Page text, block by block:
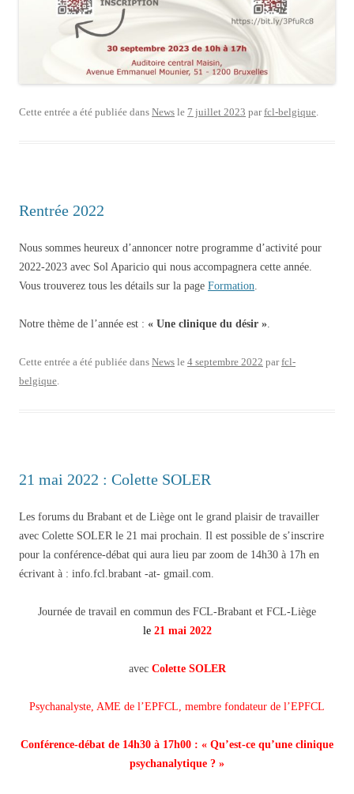
Cette entrée a été publiée dans News le 7 juillet 2023 parfcl-belgique
Rentrée 2022
Nous sommes heureux d’annoncer notre programme d’activité pour
2022-2023 avec Sol Aparicio qui nous accompagnera cette année.
Vous trouverez tous les détails sur la page Formation
Notre thème de l’année est : « Une clinique du désir »
Cette entrée a été publiée dans News le 4 septembre 2022 parfcl-
belgique
21 mai 2022 : Colette SOLER
Les forums du Brabant et de Liège ont le grand plaisir de travailler
avec Colette SOLER le 21 mai prochain. Il est possible de s’inscrire
pour la conférence-débat qui aura lieu par zoom de 14h30 à 17h en
écrivant à : info.fcl.brabant -at- gmail.com.
Journée de travail en commun des FCL-Brabant et FCL-Liège
le 21 mai 2022
avec Colette SOLER
Psychanalyste, AME de l’EPFCL, membre fondateur de l’EPFCL
Conférence-débat de 14h30 à 17h00 : « Qu’est-ce qu’une clinique
psychanalytique ? »